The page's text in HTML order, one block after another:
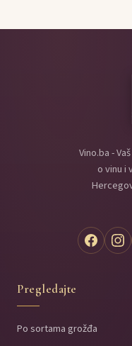
Vino.ba -
o vinu i
Pregledajte
Po sortama grožđa